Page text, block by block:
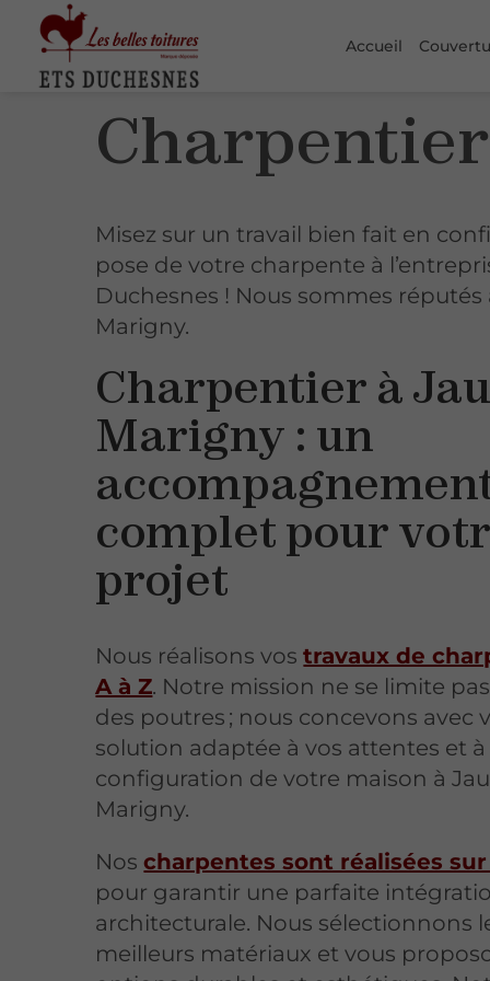
Accueil
Misez sur un travail bien fait en
pose de votre charpente à
Duchesnes ! Nous sommes réputés
Marigny.
Charpentier à
Marigny : un
complet pour
projet
Nous réalisons vostravaux de
A à Z. Notre mission ne se limite
des poutres ; nous concevons avec
solution adaptée à vos attentes et à
configuration de votre maison à
Marigny.
Noscharpentes sont réalisées
pour garantir une parfaite
architecturale. Nous sélectionnons
meilleurs matériaux et vous